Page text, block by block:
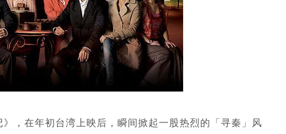
在年初台湾上映后，瞬间掀起一股热烈的「寻秦」风